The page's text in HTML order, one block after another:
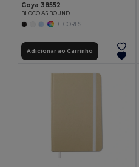
Goya 38552
BLOCO A5 BOUND
+1 CORES
Adicionar ao Carrinho